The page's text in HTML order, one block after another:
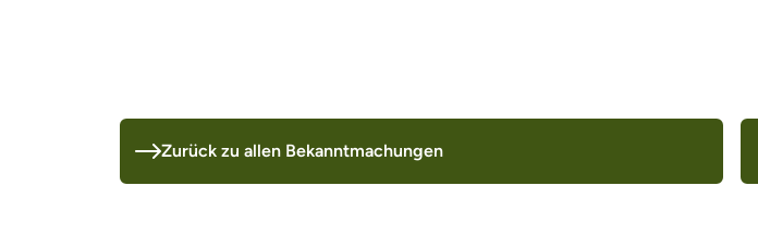
Zurück zu allen Bekanntmachungen